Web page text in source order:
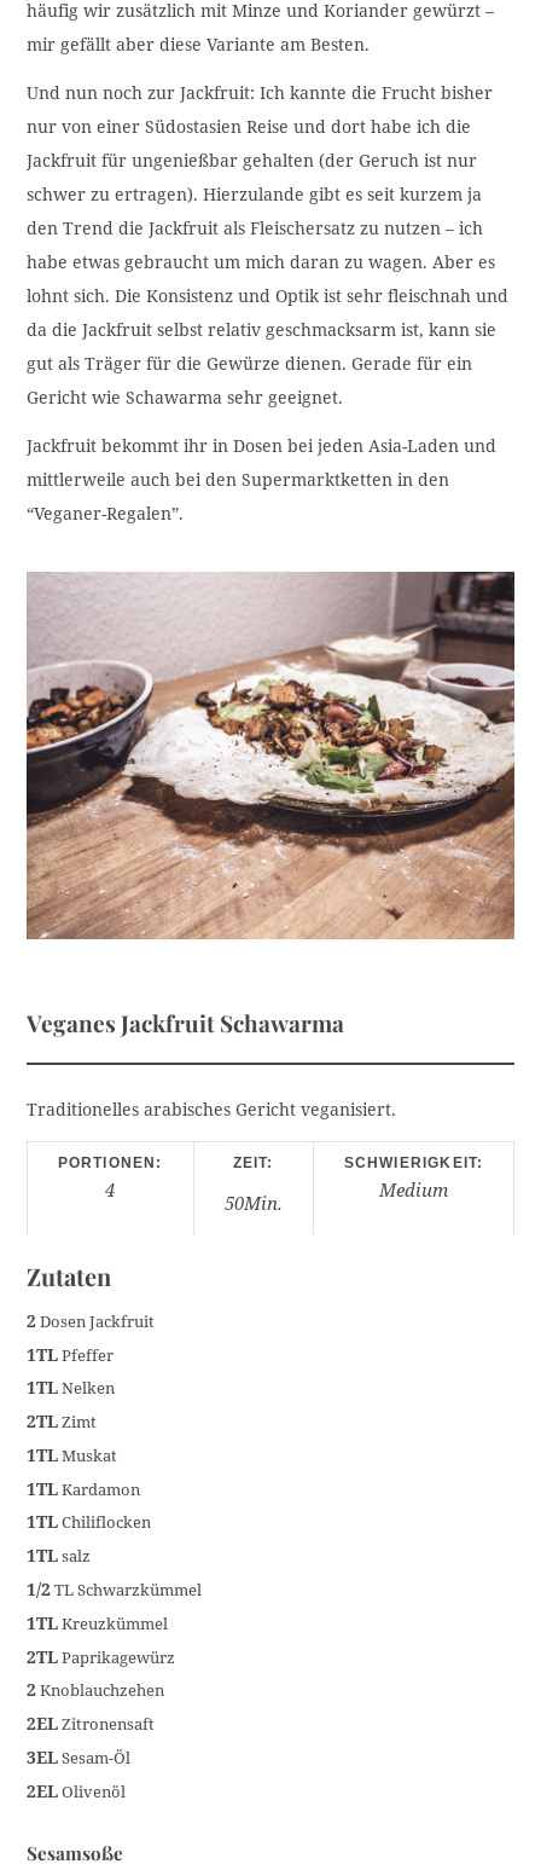
häufig wir zusätzlich mit Minze und Koriander gewürzt –
mir gefällt aber diese Variante am Besten.
Und nun noch zur Jackfruit: Ich kannte die Frucht bisher
nur von einer Südostasien Reise und dort habe ich die
Jackfruit für ungenießbar gehalten (der Geruch ist nur
schwer zu ertragen). Hierzulande gibt es seit kurzem ja
den Trend die Jackfruit als Fleischersatz zu nutzen – ich
habe etwas gebraucht um mich daran zu wagen. Aber es
lohnt sich. Die Konsistenz und Optik ist sehr fleischnah und
da die Jackfruit selbst relativ geschmacksarm ist, kann sie
gut als Träger für die Gewürze dienen. Gerade für ein
Gericht wie Schawarma sehr geeignet.
Jackfruit bekommt ihr in Dosen bei jeden Asia-Laden und
mittlerweile auch bei den Supermarktketten in den
“Veganer-Regalen”.
Veganes Jackfruit Schawarma
PORTIONEN:
4
ZEIT:
50Min.
SCHWIERIGKEIT:
Medium
Traditionelles arabisches Gericht veganisiert.
Zutaten
2Dosen Jackfruit
1TLPfeffer
1TLNelken
2TLZimt
1TLMuskat
1TLKardamon
1TLChiliflocken
1TLsalz
1/2TL Schwarzkümmel
1TLKreuzkümmel
2TLPaprikagewürz
2Knoblauchzehen
2ELZitronensaft
3ELSesam-Öl
2ELOlivenöl
Sesamsoße